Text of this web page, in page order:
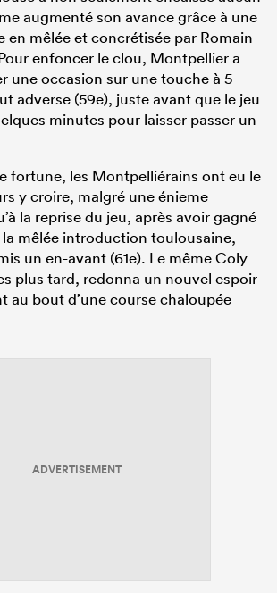
augmenté son avance grâce à une
en mêlée et concrétisée par Romain
enfoncer le clou, Montpellier a
une occasion sur une touche à 5
adverse (59e), juste avant que le jeu
minutes pour laisser passer un
fortune, les Montpelliérains ont eu le
y croire, malgré une énieme
la reprise du jeu, après avoir gagné
mêlée introduction toulousaine,
un en-avant (61e). Le même Coly
plus tard, redonna un nouvel espoir
au bout d’une course chaloupée
ADVERTISEMENT